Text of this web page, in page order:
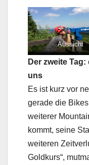
Aussicht
Karte
Stempelstelle
Der zweite
uns
Es ist kurz vor
gerade die
weiterer
kommt, seine
weiteren
Goldkurs“,